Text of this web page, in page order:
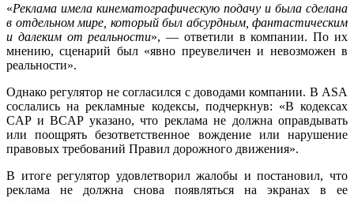
«Реклама имела кинематографическую подачу и была сделана
в отдельном мире, который был абсурдным, фантастическим
и далеким от реальности», — ответили в компании. По их
мнению, сценарий был «явно преувеличен и невозможен в
реальности».
Однако регулятор не согласился с доводами компании. В ASA
сослались на рекламные кодексы, подчеркнув: «В кодексах
CAP и BCAP указано, что реклама не должна оправдывать
или поощрять безответственное вождение или нарушение
правовых требований Правил дорожного движения».
В итоге регулятор удовлетворил жалобы и постановил, что
реклама не должна снова появляться на экранах в ее